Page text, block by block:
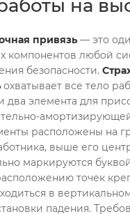
на
привязь — это
компонентов любой
безопасности.
охватывает все тело
два элемента для
расположены на
выше его
маркируются
точек
в
падения.